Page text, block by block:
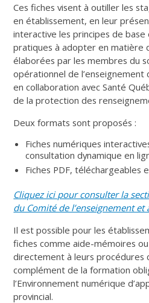
Ces fiches visent à outiller les
en établissement, en leur
interactive les principes de base
pratiques à adopter en matière
élaborées par les membres du
opérationnel de l’enseignement
en collaboration avec Santé
de la protection des
Deux formats sont proposés :
Fiches numériques
consultation dynamique en
Fiches PDF, téléchargeables
Cliquez ici pour consulter la
du Comité de l’enseignement et
Il est possible pour les
fiches comme aide-mémoires
directement à leurs procédures
complément de la formation
l’Environnement numérique
provincial.